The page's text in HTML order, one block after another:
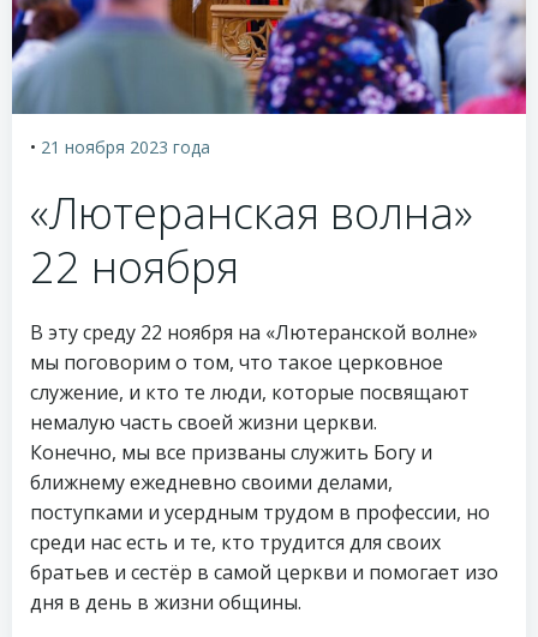
• 21 ноября 2023 года
«Лютеранская волна»
22 ноября
В эту среду 22 ноября на «Лютеранской волне»
мы поговорим о том, что такое церковное
служение, и кто те люди, которые посвящают
немалую часть своей жизни церкви.
Конечно, мы все призваны служить Богу и
ближнему ежедневно своими делами,
поступками и усердным трудом в профессии, но
среди нас есть и те, кто трудится для своих
братьев и сестёр в самой церкви и помогает изо
дня в день в жизни общины.